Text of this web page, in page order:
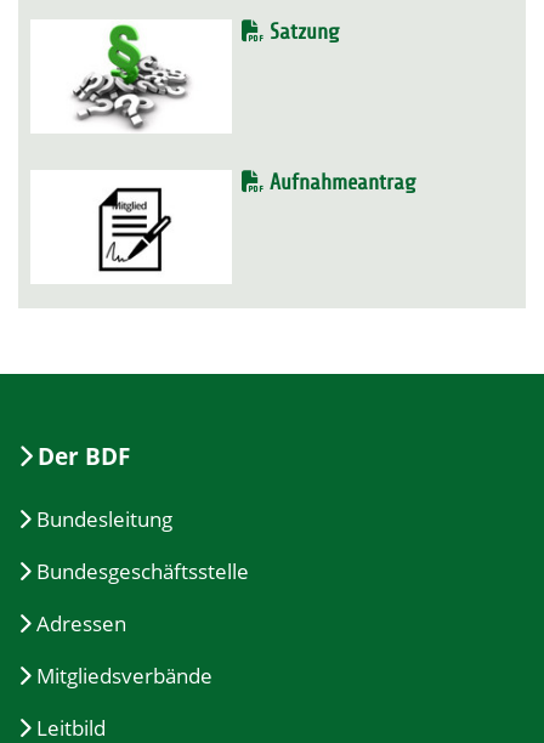
Satzung
Aufnahmeantrag
Der BDF
Bundesleitung
Bundesgeschäftsstelle
Adressen
Mitgliedsverbände
Leitbild